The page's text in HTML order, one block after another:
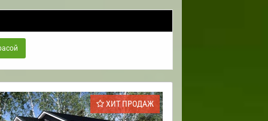
ХИТ ПРОДАЖ